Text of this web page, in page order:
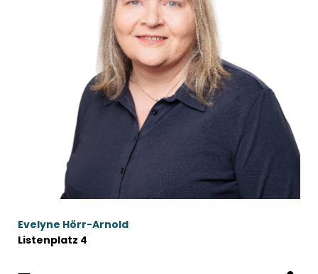
Evelyne Hörr-Arnold
Listenplatz 4